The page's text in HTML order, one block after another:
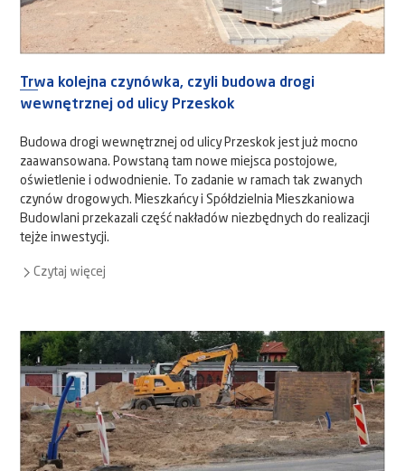
Trwa kolejna czynówka, czyli budowa drogi
wewnętrznej od ulicy Przeskok
Budowa drogi wewnętrznej od ulicy Przeskok jest już mocno
zaawansowana. Powstaną tam nowe miejsca postojowe,
oświetlenie i odwodnienie. To zadanie w ramach tak zwanych
czynów drogowych. Mieszkańcy i Spółdzielnia Mieszkaniowa
Budowlani przekazali część nakładów niezbędnych do realizacji
tejże inwestycji.
Czytaj więcej